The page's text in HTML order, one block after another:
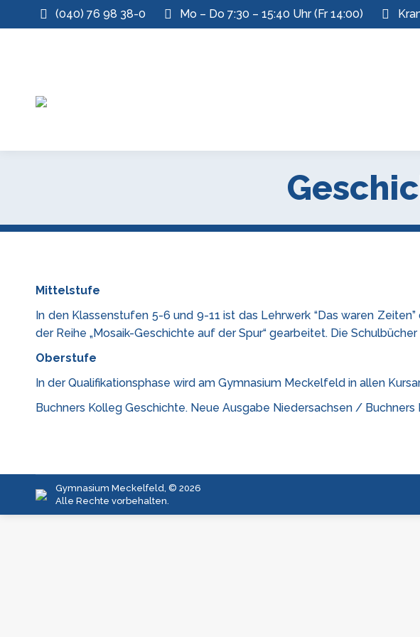
(040) 76 98 38-0 Mo – Do 7:30 – 15:40 Uhr (Fr 14:00)
Mittelstufe
In den Klassenstufen 5-6 und 9-11 ist das Lehrwerk “Das waren
der Reihe „Mosaik-Geschichte auf der Spur“ gearbeitet. Die
Oberstufe
In der Qualifikationsphase wird am Gymnasium Meckelfeld in allen
Buchners Kolleg Geschichte. Neue Ausgabe Niedersachsen / Buchners
Gymnasium Meckelfeld, © 2026
Alle Rechte vorbehalten.